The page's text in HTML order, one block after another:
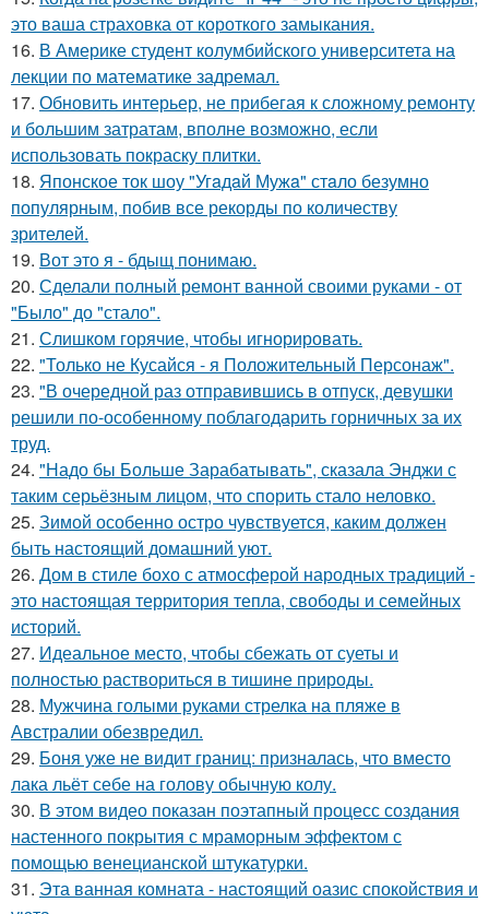
это ваша страховка от короткого замыкания.
16. В Америке студент колумбийского университета на
лекции по математике задремал.
17. Обновить интерьер, не прибегая к сложному ремонту
и большим затратам, вполне возможно, если
использовать покраску плитки.
18. Японское ток шоу "Угaдaй Мужa" стaло безумно
популярным, побив все рекорды по количеству
зрителей.
19. Вот это я - бдыщ понимаю.
20. Сделали полный ремонт ванной своими руками - от
"Было" до "стало".
21. Слишком горячие, чтобы игнорировать.
22. "Только не Кусайся - я Положительный Персонаж".
23. "В очередной раз отправившись в отпуск, девушки
решили по-особенному поблагодарить горничных за их
труд.
24. "Надо бы Больше Зарабатывать", сказала Энджи с
таким серьёзным лицом, что спорить стало неловко.
25. Зимой особенно остро чувствуется, каким должен
быть настоящий домашний уют.
26. Дом в стиле бохо с атмосферой народных традиций -
это настоящая территория тепла, свободы и семейных
историй.
27. Идеальное место, чтобы сбежать от суеты и
полностью раствориться в тишине природы.
28. Мужчина голыми руками стрелка на пляже в
Австралии обезвредил.
29. Боня уже не видит границ: призналась, что вместо
лака льёт себе на голову обычную колу.
30. В этом видео показан поэтапный процесс создания
настенного покрытия с мраморным эффектом с
помощью венецианской штукатурки.
31. Эта ванная комната - настоящий оазис спокойствия и